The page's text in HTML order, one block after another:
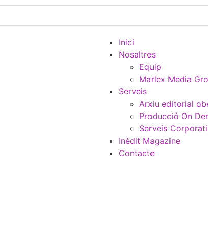
Inici
Nosaltres
Equip
Marlex Media
Serveis
Arxiu editorial
Producció On
Serveis
Inèdit Magazine
Contacte